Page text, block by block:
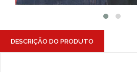
DESCRIÇÃO DO PRODUTO